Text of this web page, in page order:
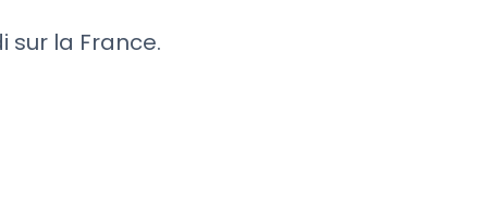
sur la France.